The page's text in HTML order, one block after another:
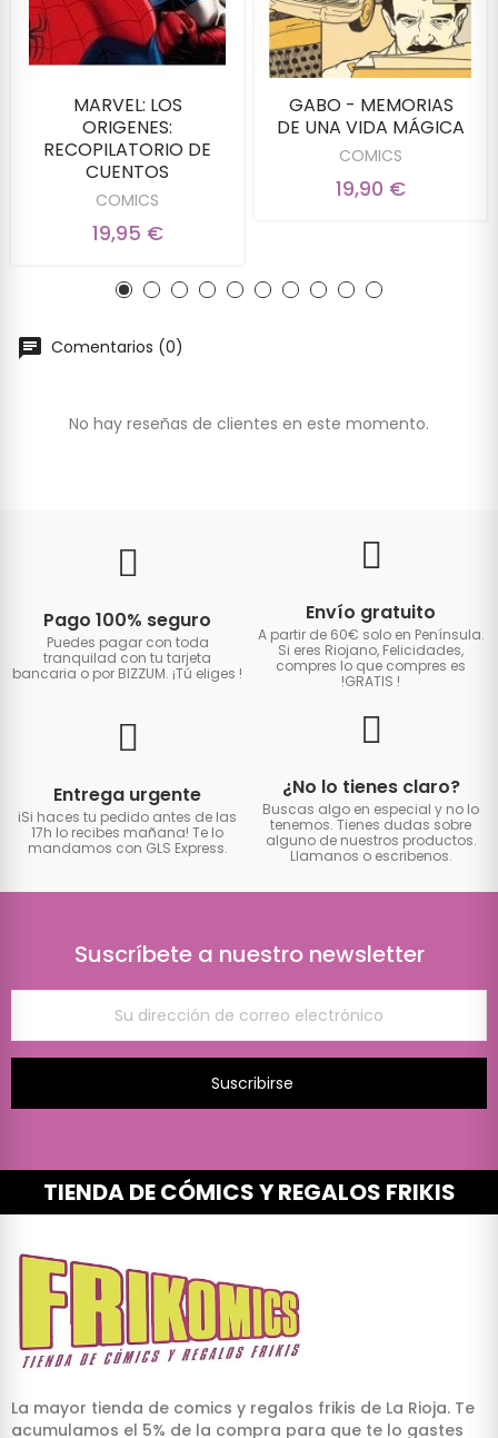
MARVEL: LOS
ORIGENES:
RECOPILATORIO DE
CUENTOS
COMICS
19,95 €
GABO - MEMORIAS
DE UNA VIDA MÁGICA
COMICS
19,90 €
Comentarios (0)
No hay reseñas de clientes en este momento.
Pago 100% seguro
Puedes pagar con toda
tranquilad con tu tarjeta
bancaria o por BIZZUM. ¡Tú eliges !
Envío gratuito
A partir de 60€ solo en Península.
Si eres Riojano, Felicidades,
compres lo que compres es
!GRATIS !
Entrega urgente
iSi haces tu pedido antes de las
17h lo recibes mañana! Te lo
mandamos con GLS Express.
¿No lo tienes claro?
Buscas algo en especial y no lo
tenemos. Tienes dudas sobre
alguno de nuestros productos.
Llamanos o escribenos.
Suscríbete a nuestro newsletter
Suscribirse
TIENDA DE CÓMICS Y REGALOS FRIKIS
La mayor tienda de comics y regalos frikis de La Rioja. Te
acumulamos el 5% de la compra para que te lo gastes